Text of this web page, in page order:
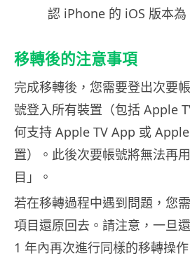
認 iPhone 的 iOS 版本為
移轉後的注意事項
完成移轉後，您需要登出次要
號登入所有裝置（包括 Apple
何支持 Apple TV App 或
置）。此後次要帳號將無法再
目」。
若在移轉過程中遇到問題，您
項目還原回去。請注意，一旦
1 年內再次進行同樣的移轉操作